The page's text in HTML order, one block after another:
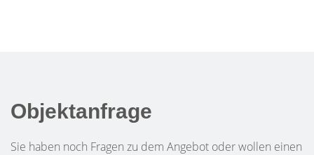
Objektanfrage
Sie haben noch Fragen zu dem Angebot oder wollen einen